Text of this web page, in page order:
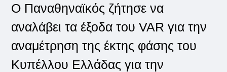
Ο Παναθηναϊκός ζήτησε να
αναλάβει τα έξοδα του VAR για την
αναμέτρηση της έκτης φάσης του
Κυπέλλου Ελλάδας για την